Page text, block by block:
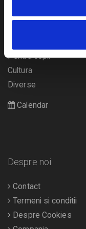
Concerte si
Pentru copii
Cultura
Diverse
Calendar
Despre noi
Contact
Termeni si conditii
Despre Cookies